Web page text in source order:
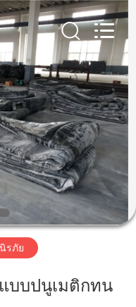
รภัย
แบบปนูเมติกทน